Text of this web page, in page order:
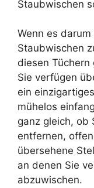
Staubwischen
Wenn es
Staubwischen
diesen
Sie verfügen
ein
mühelos
ganz gleich, ob
entfernen,
übersehene
an denen Sie
abzuwischen.